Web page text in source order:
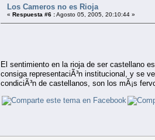
Los Cameros no es Rioja
« Respuesta #6 :Agosto 05, 2005, 20:10:44 »
El sentimiento en la rioja de ser castellano
consiga representaciÃ³n institucional, y se
condiciÃ³n de castellanos, son los mÃ¡s